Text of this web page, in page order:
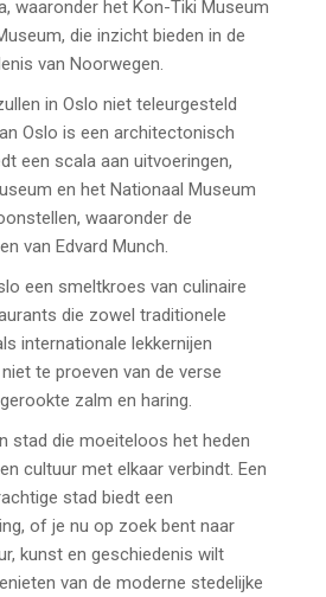
waaronder het Kon-Tiki Museum
die inzicht bieden in de
van Noorwegen.
in Oslo niet teleurgesteld
Oslo is een architectonisch
een scala aan uitvoeringen,
en het Nationaal Museum
waaronder de
van Edvard Munch.
een smeltkroes van culinaire
die zowel traditionele
internationale lekkernijen
te proeven van de verse
zalm en haring.
stad die moeiteloos het heden
cultuur met elkaar verbindt. Een
stad biedt een
of je nu op zoek bent naar
kunst en geschiedenis wilt
van de moderne stedelijke